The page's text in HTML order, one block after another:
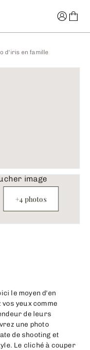
d'iris en famille
+4 photos
le moyen d'en
yeux comme
de leurs
une photo
de shooting et
Le cliché à couper